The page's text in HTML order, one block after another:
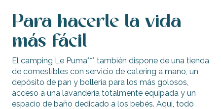
Para hacerle la vida
más fácil
El camping Le Puma*** también dispone de una tienda
de comestibles con servicio de catering a mano, un
depósito de pan y bollería para los más golosos,
acceso a una lavandería totalmente equipada y un
espacio de baño dedicado a los bebés. Aquí, todo